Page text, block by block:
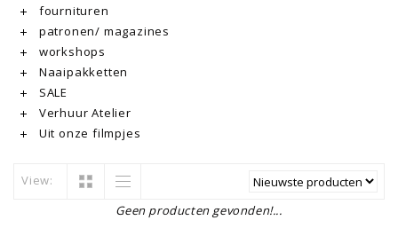
fournituren
patronen/ magazines
workshops
Naaipakketten
SALE
Verhuur Atelier
Uit onze filmpjes
View:
Geen producten gevonden!...